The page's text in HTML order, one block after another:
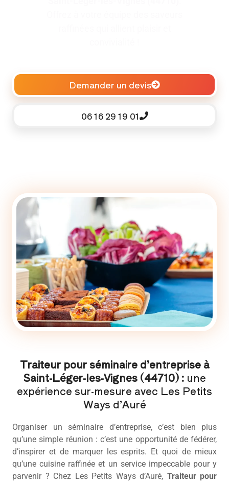
Demander un devis
06 16 29 19 01
Traiteur pour séminaire d’entreprise à
Saint-Léger-les-Vignes (44710) : une
expérience sur-mesure avec Les Petits
Ways d’Auré
Organiser un séminaire d’entreprise, c’est bien plus
qu’une simple réunion : c’est une opportunité de fédérer,
d’inspirer et de marquer les esprits. Et quoi de mieux
qu’une cuisine raffinée et un service impeccable pour y
parvenir ? Chez Les Petits Ways d’Auré, Traiteur pour